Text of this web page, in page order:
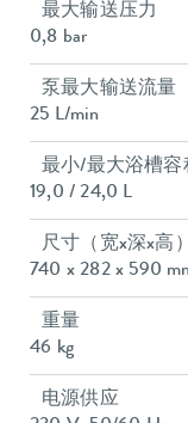
最大输送压力
0,8 bar
泵最大输送流量
25 L/min
最小/最大浴槽容
19,0 / 24,0 L
尺寸（宽x深x高）
740 x 282 x 590
重量
46 kg
电源供应